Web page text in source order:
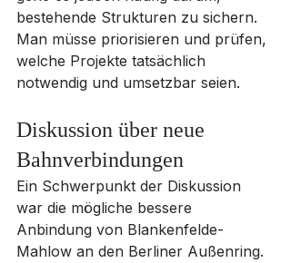
bestehende Strukturen zu sichern.
Man müsse priorisieren und prüfen,
welche Projekte tatsächlich
notwendig und umsetzbar seien.
Diskussion über neue
Bahnverbindungen
Ein Schwerpunkt der Diskussion
war die mögliche bessere
Anbindung von Blankenfelde-
Mahlow an den Berliner Außenring.